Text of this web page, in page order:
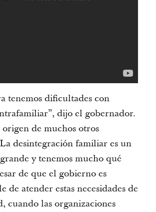
tenemos dificultades con
dijo el gobernador.
origen de muchos otros
desintegración familiar es un
y tenemos mucho qué
de que el gobierno es
de atender estas necesidades de
cuando las organizaciones